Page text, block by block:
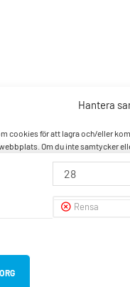
Hantera
cookies för att lagra och/eller
Om du inte samtycker
28
Rensa